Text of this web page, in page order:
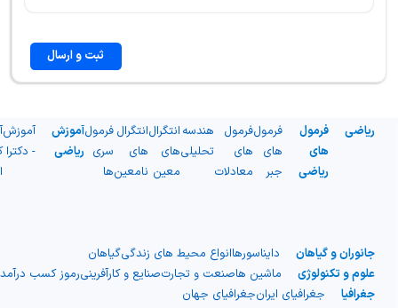
ثبت و ارسال
ریاضی
فرمول
های
ریاضی
فرمول
های
جبر
فرمول
های
معادلات
هندسه
تحلیلی
انتگرال
های
معین
انتگرال
های
نامعین
فرمول
سری
ها
آموزش
ریاضی
آموزش
- دکترا
جانوران و گیاهان دایناسورهاانواع محیط های زندگیگیاهان
علوم و تکنولوژی
ماشین هاصنعت و تجارتصنایع و کارآفرینیرموز کسب درآمد
جغرافیا
جغرافیای ایرانجغرافیای جهان